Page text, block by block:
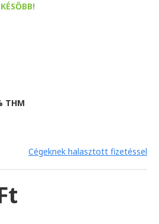
THM
Cégeknek halasztott fizetéssel